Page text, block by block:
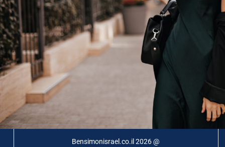
@ Bensimonisrael.co.il 2026